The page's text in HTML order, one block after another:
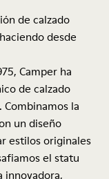
de calzado
desde
Camper ha
de calzado
la
un diseño
estilos originales
el statu
innovadora,